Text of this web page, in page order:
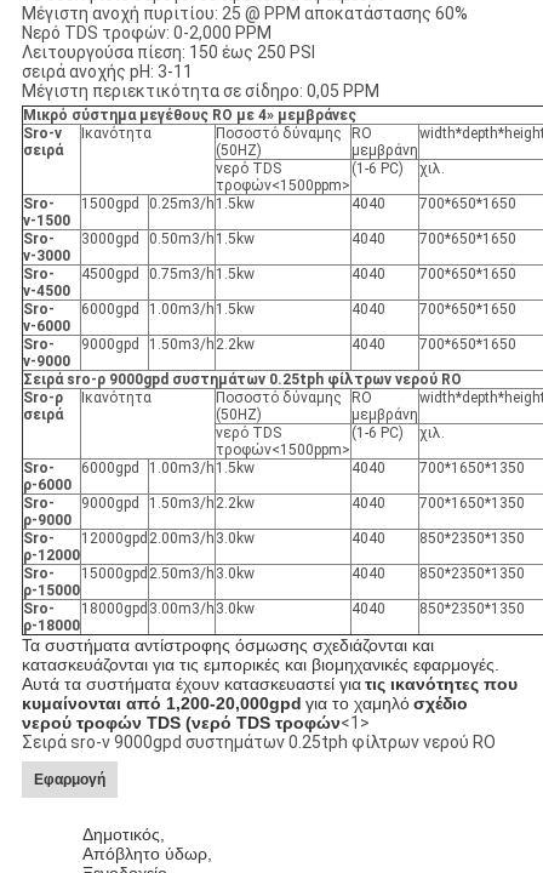
Μέγιστη ανοχή πυριτίου: 25 @ PPM αποκατάστασης 60%
Νερό TDS τροφών: 0-2,000 PPM
Λειτουργούσα πίεση: 150 έως 250 PSI
σειρά ανοχής pH: 3-11
Μέγιστη περιεκτικότητα σε σίδηρο: 0,05 PPM
Μικρό σύστημα μεγέθους RO με 4» μεμβράνες
Sro-ν
σειρά
Ικανότητα
Ποσοστό δύναμης
(50HZ)
RO
μεμβράνη
νερό TDS
τροφών<1500ppm>
(1-6 PC) χιλ.
Sro-
ν-1500
1500gpd 0.25m3/h 1.5kw 4040 700*650*1650
Sro-
ν-3000
3000gpd 0.50m3/h 1.5kw 4040 700*650*1650
Sro-
ν-4500
4500gpd 0.75m3/h 1.5kw 4040 700*650*1650
Sro-
ν-6000
6000gpd 1.00m3/h 1.5kw 4040 700*650*1650
Sro-
ν-9000
9000gpd 1.50m3/h 2.2kw 4040 700*650*1650
Σειρά sro-ρ 9000gpd συστημάτων 0.25tph φίλτρων νερού RO
Sro-ρ
σειρά
Ικανότητα
Ποσοστό δύναμης
(50HZ)
RO
μεμβράνη
νερό TDS
τροφών<1500ppm>
(1-6 PC) χιλ.
Sro-
ρ-6000
6000gpd 1.00m3/h 1.5kw 4040 700*1650*1350
Sro-
ρ-9000
9000gpd 1.50m3/h 2.2kw 4040 700*1650*1350
Sro-
ρ-12000
12000gpd 2.00m3/h 3.0kw 4040 850*2350*1350
Sro-
ρ-15000
15000gpd 2.50m3/h 3.0kw 4040 850*2350*1350
Sro-
ρ-18000
18000gpd 3.00m3/h 3.0kw 4040 850*2350*1350
Τα συστήματα αντίστροφης όσμωσης σχεδιάζονται και
κατασκευάζονται για τις εμπορικές και βιομηχανικές εφαρμογές.
Αυτά τα συστήματα έχουν κατασκευαστεί γιατις ικανότητες που
κυμαίνονται από 1,200-20,000gpd για το χαμηλόσχέδιο
νερού τροφών TDS (νερό TDS τροφών<1>
Σειρά sro-ν 9000gpd συστημάτων 0.25tph φίλτρων νερού RO
Εφαρμογή
Δημοτικός,
Απόβλητο ύδωρ,